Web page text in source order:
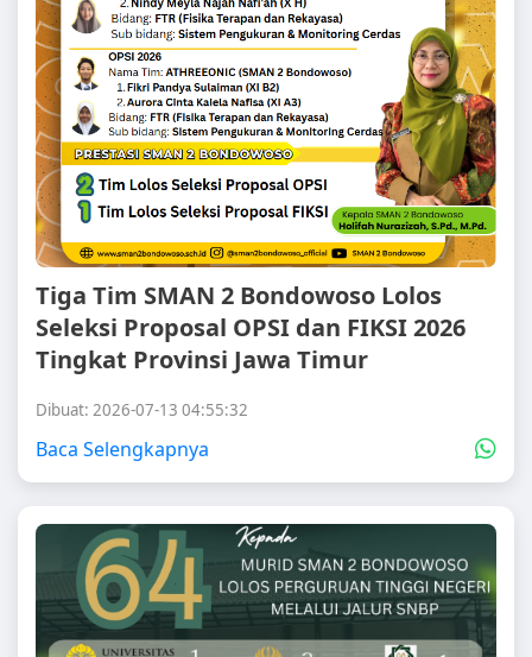
Tiga Tim SMAN 2 Bondowoso Lolos
Seleksi Proposal OPSI dan FIKSI 2026
Tingkat Provinsi Jawa Timur
Dibuat: 2026-07-13 04:55:32
Baca Selengkapnya